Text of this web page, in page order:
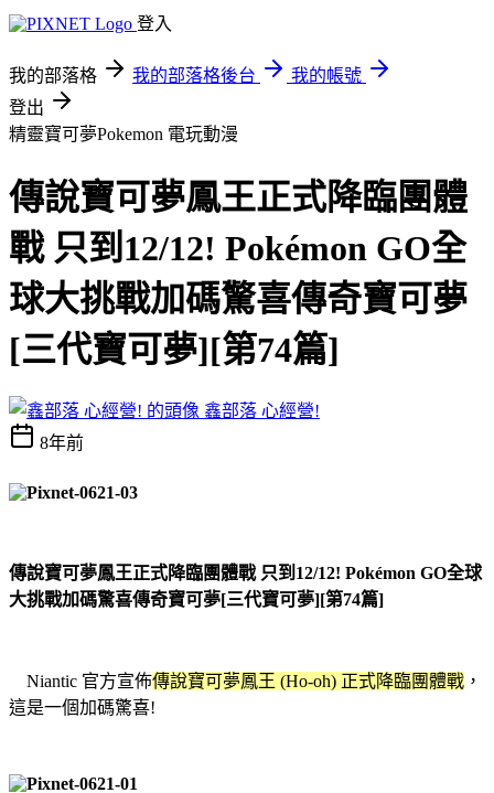
登入
我的部落格 我的部落格後台
我的帳號
登出
精靈寶可夢Pokemon 電玩動漫
傳說寶可夢鳳王正式降臨團體
戰 只到12/12! Pokémon GO全
球大挑戰加碼驚喜傳奇寶可夢
[三代寶可夢][第74篇]
鑫部落 心經營!
8年前
傳說寶可夢鳳王正式降臨團體戰 只到12/12! Pokémon GO全球
大挑戰加碼驚喜傳奇寶可夢[三代寶可夢][第74篇]
Niantic 官方宣佈傳說寶可夢鳳王 (Ho-oh) 正式降臨團體戰 ，
這是一個加碼驚喜!